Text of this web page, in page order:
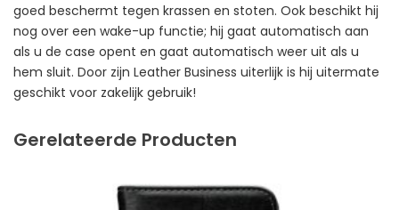
goed beschermt tegen krassen en stoten. Ook beschikt hij
nog over een wake-up functie; hij gaat automatisch aan
als u de case opent en gaat automatisch weer uit als u
hem sluit. Door zijn Leather Business uiterlijk is hij uitermate
geschikt voor zakelijk gebruik!
Gerelateerde Producten